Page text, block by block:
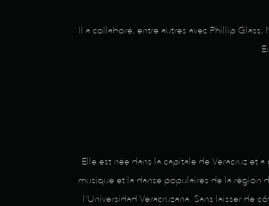
Il a collaboré, entre autres avec Phillip Glass,
Elle est née dans la capitale de Veracruz et
musique et la danse populaires de la région
l'Universidad Veracruzana. Sans laisser de